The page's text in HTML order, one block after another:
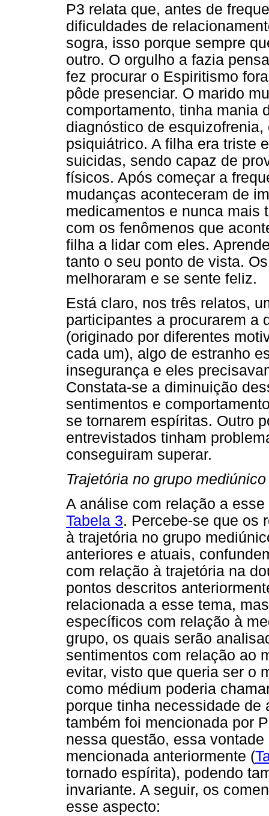
P3 relata que, antes de
dificuldades de
sogra, isso porque sempre
outro. O orgulho a fazia
fez procurar o Espiritismo
pôde presenciar. O marido
comportamento, tinha mania
diagnóstico de
psiquiátrico. A filha era triste
suicidas, sendo capaz de
físicos. Após começar a
mudanças aconteceram de
medicamentos e nunca mais
com os fenômenos que
filha a lidar com eles.
tanto o seu ponto de vista.
melhoraram e se sente feliz.
Está claro, nos três relatos,
participantes a procurarem a
(originado por diferentes
cada um), algo de estranho
insegurança e eles
Constata-se a diminuição
sentimentos e
se tornarem espíritas. Outro
entrevistados tinham
conseguiram superar.
Trajetória no grupo mediúnico
A análise com relação a
Tabela 3. Percebe-se que os
à trajetória no grupo
anteriores e atuais,
com relação à trajetória na
pontos descritos
relacionada a esse tema,
específicos com relação à
grupo, os quais serão
sentimentos com relação ao
evitar, visto que queria ser o
como médium poderia
porque tinha necessidade de
também foi mencionada por
nessa questão, essa
mencionada anteriormente (
tornado espírita), podendo
invariante. A seguir, os
esse aspecto: